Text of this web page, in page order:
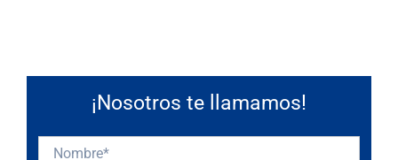
¡Nosotros te llamamos!